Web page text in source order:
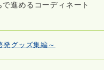
進めるコーディネート
発グッズ集編～